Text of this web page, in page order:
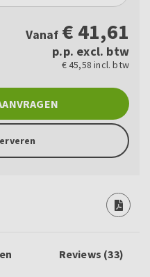
Vanaf € 41,61
p.p. excl. btw
€ 45,58 incl. btw
Reviews (33)